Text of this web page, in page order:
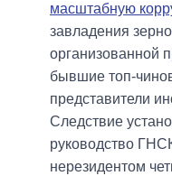
масштабную
завладения
организованной
бывшие топ-
представители
Следствие
руководство
нерезидентом